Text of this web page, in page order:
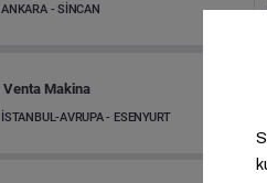
ANKARA - SİNCAN
Venta Makina
İSTANBUL-AVRUPA - ESENYURT